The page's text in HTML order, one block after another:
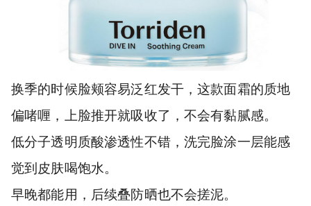
换季的时候脸颊容易泛红发干，这款面霜的质地
偏啫喱，上脸推开就吸收了，不会有黏腻感。
低分子透明质酸渗透性不错，洗完脸涂一层能感
觉到皮肤喝饱水。
早晚都能用，后续叠防晒也不会搓泥。